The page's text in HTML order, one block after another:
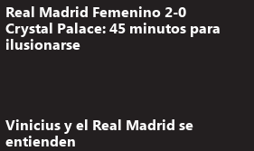
Real Madrid Femenino 2-0
Crystal Palace: 45 minutos para
ilusionarse
Vinicius y el Real Madrid se
entienden